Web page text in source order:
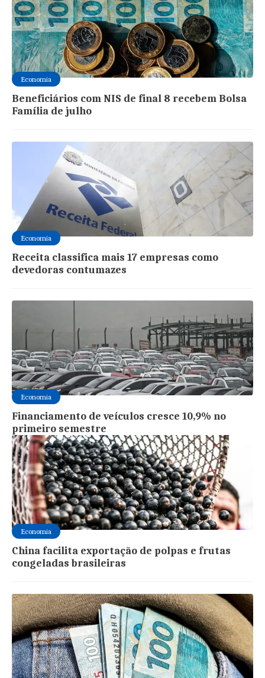
Economia
Beneficiários com NIS de final 8 recebem Bolsa
Família de julho
Economia
Receita classifica mais 17 empresas como
devedoras contumazes
Economia
Financiamento de veículos cresce 10,9% no
primeiro semestre
Economia
China facilita exportação de polpas e frutas
congeladas brasileiras